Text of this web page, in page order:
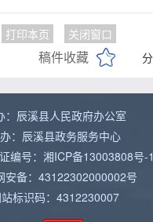
打印本页 关闭窗口
稿件收藏
：辰溪县人民政府办公室
：辰溪县政务服务中心
编号：湘ICP备13003808号-1
安备：43122302000002号
标识码：4312230007